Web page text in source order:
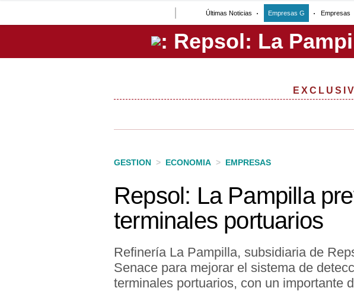
Últimas Noticias Empresas G Empresas
Perú
GESTION > ECONOMIA > EMPRESAS
Repsol: La Pampilla
terminales portuarios
Refinería La Pampilla, subsidiaria de
Senace para mejorar el sistema de
terminales portuarios, con un importante